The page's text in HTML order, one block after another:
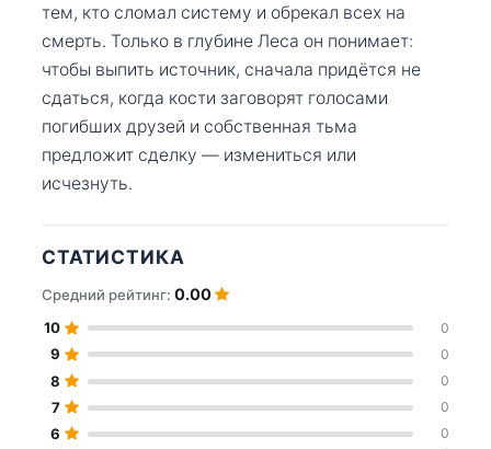
тем, кто сломал систему и обрекал всех на
смерть. Только в глубине Леса он понимает:
чтобы выпить источник, сначала придётся не
сдаться, когда кости заговорят голосами
погибших друзей и собственная тьма
предложит сделку — измениться или
исчезнуть.
СТАТИСТИКА
Средний рейтинг: 0.00
10 0
9 0
8 0
7 0
6 0